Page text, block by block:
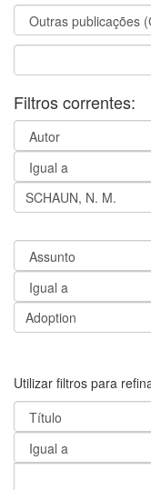
Filtros correntes:
Utilizar filtros para